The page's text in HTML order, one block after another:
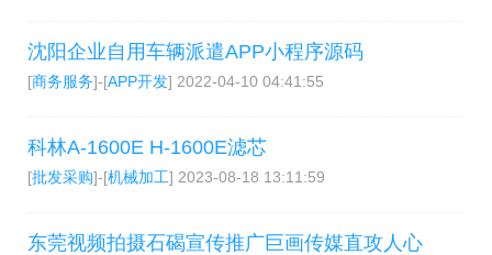
沈阳企业自用车辆派遣APP小程序源码
[商务服务]-[APP开发] 2022-04-10 04:41:55
科林A-1600E H-1600E滤芯
[批发采购]-[机械加工] 2023-08-18 13:11:59
东莞视频拍摄石碣宣传推广巨画传媒直攻人心